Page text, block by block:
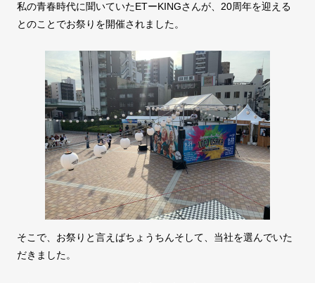
FAX注文
私の青春時代に聞いていたETーKINGさんが、20周年を迎える
とのことでお祭りを開催されました。
そこで、お祭りと言えばちょうちんそして、当社を選んでいた
だきました。